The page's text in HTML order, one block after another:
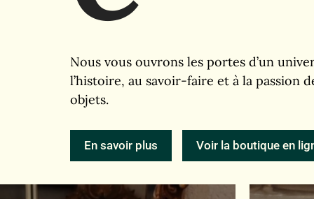
Nous vous ouvrons les portes d’un
l’histoire, au savoir-faire et à la passion
objets.
En savoir plus Voir la boutique en